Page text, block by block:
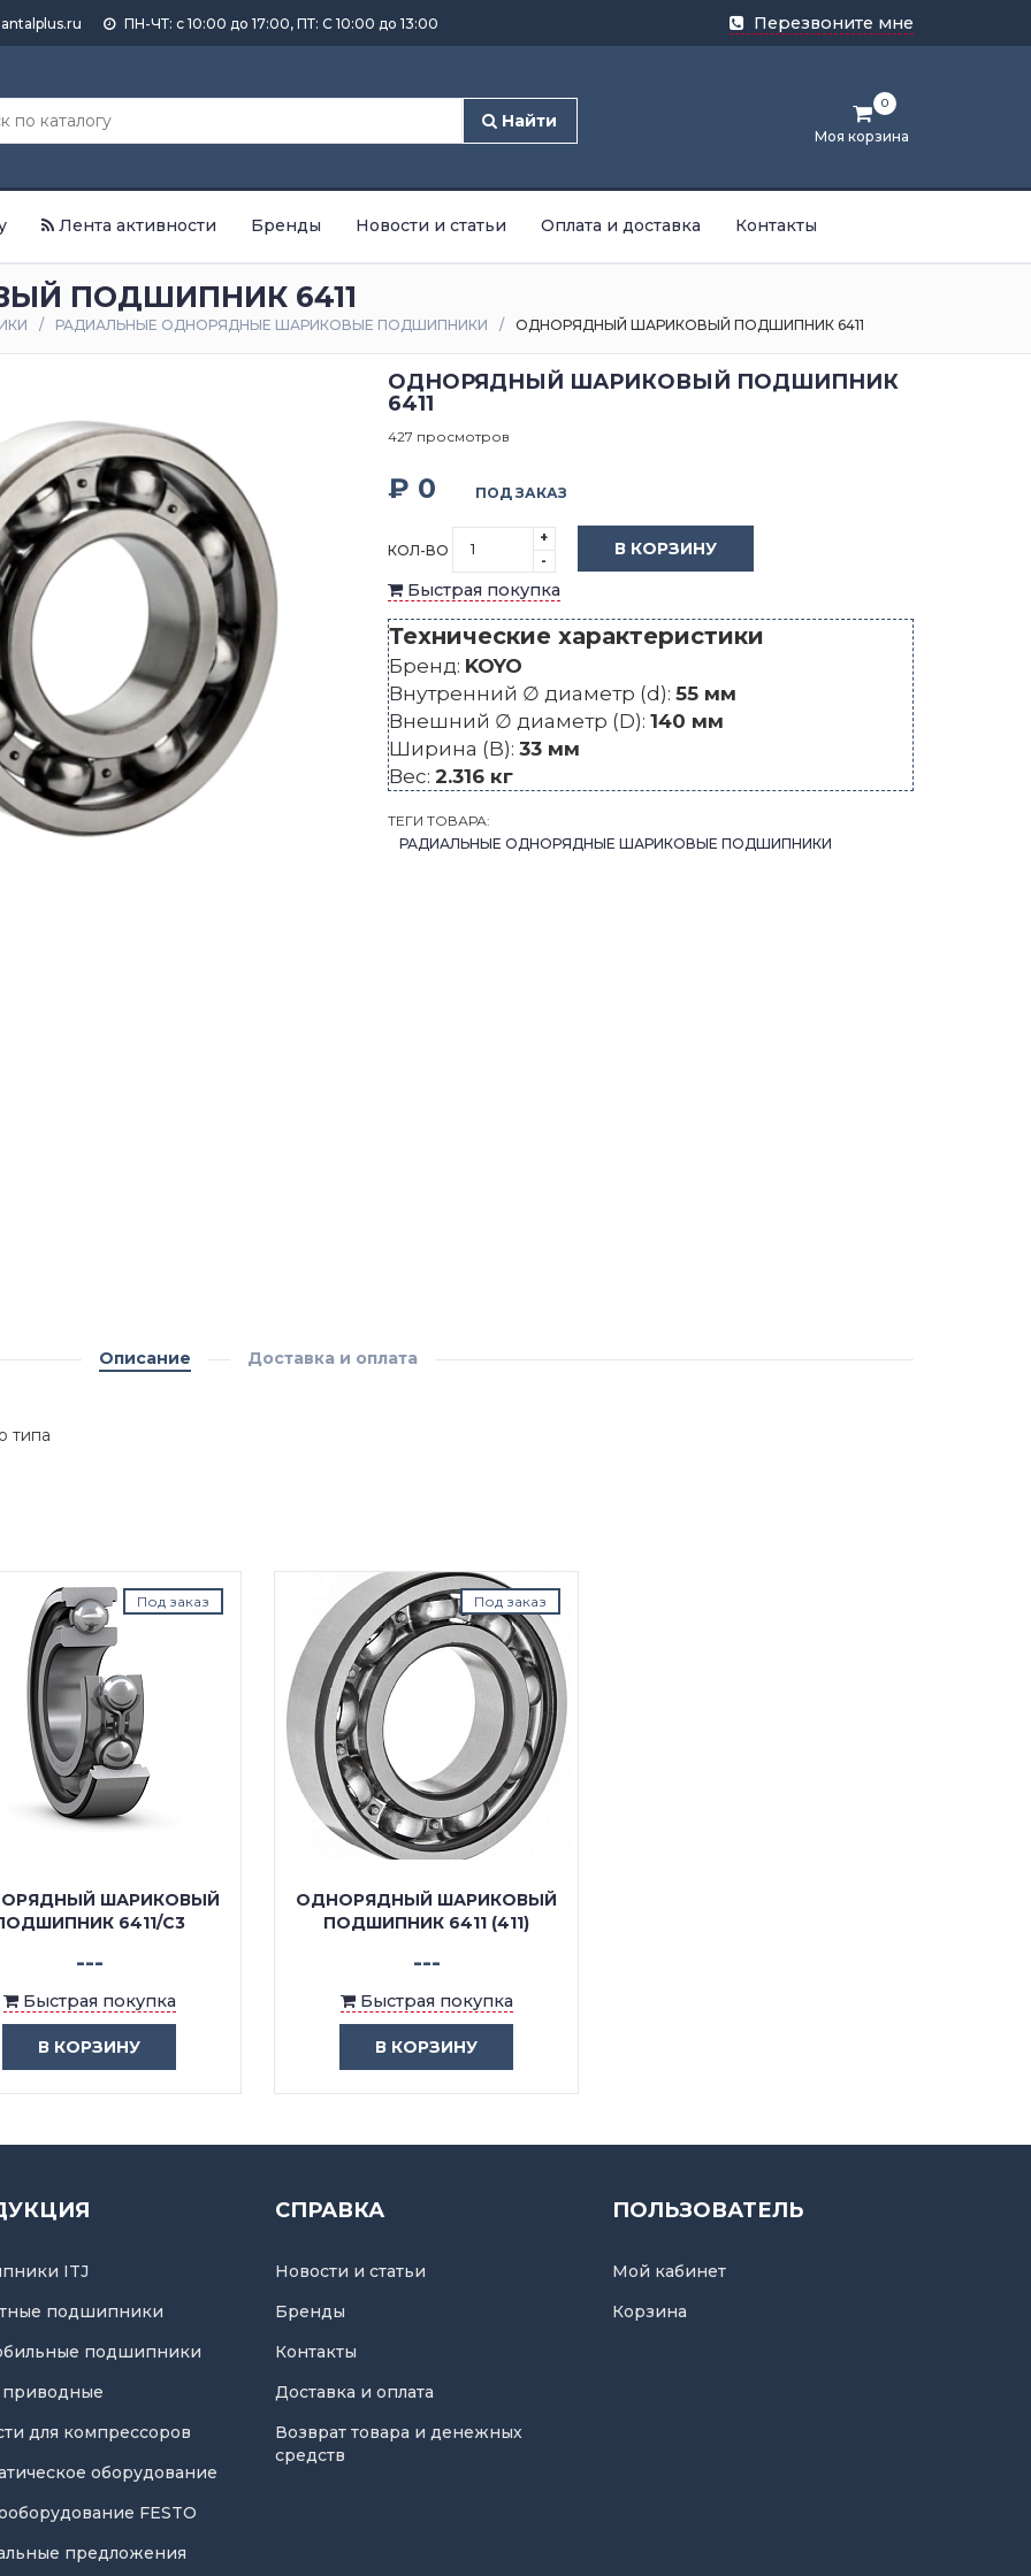
ПН-ЧТ: с 10:00 до 17:00, ПТ: С 10:00 до 13:00 Перезвоните мне
Найти
Моя корзина
0
Лента активности Бренды Новости и статьи Оплата и доставка Контакты
ПОДШИПНИК 6411
РАДИАЛЬНЫЕ ОДНОРЯДНЫЕ ШАРИКОВЫЕ ПОДШИПНИКИ ОДНОРЯДНЫЙ ШАРИКОВЫЙ ПОДШИПНИК 6411
ОДНОРЯДНЫЙ ШАРИКОВЫЙ ПОДШИПНИК
6411
427 просмотров
₽ 0 ПОД ЗАКАЗ
КОЛ-ВО
+
-
В КОРЗИНУ
Быстрая покупка
Технические характеристики
Бренд: KOYO
Внутренний ∅ диаметр (d): 55 мм
Внешний ∅ диаметр (D): 140 мм
Ширина (B): 33 мм
Вес: 2.316 кг
ТЕГИ ТОВАРА:
РАДИАЛЬНЫЕ ОДНОРЯДНЫЕ ШАРИКОВЫЕ ПОДШИПНИКИ
Описание Доставка и оплата
типа
Под заказ
ШАРИКОВЫЙ
6411/C3
---
Быстрая покупка
В КОРЗИНУ
Под заказ
ОДНОРЯДНЫЙ ШАРИКОВЫЙ
ПОДШИПНИК 6411 (411)
---
Быстрая покупка
В КОРЗИНУ
ITJ
подшипники
подшипники
для компрессоров
оборудование
FESTO
предложения
СПРАВКА
Новости и статьи
Бренды
Контакты
Доставка и оплата
Возврат товара и денежных
средств
ПОЛЬЗОВАТЕЛЬ
Мой кабинет
Корзина